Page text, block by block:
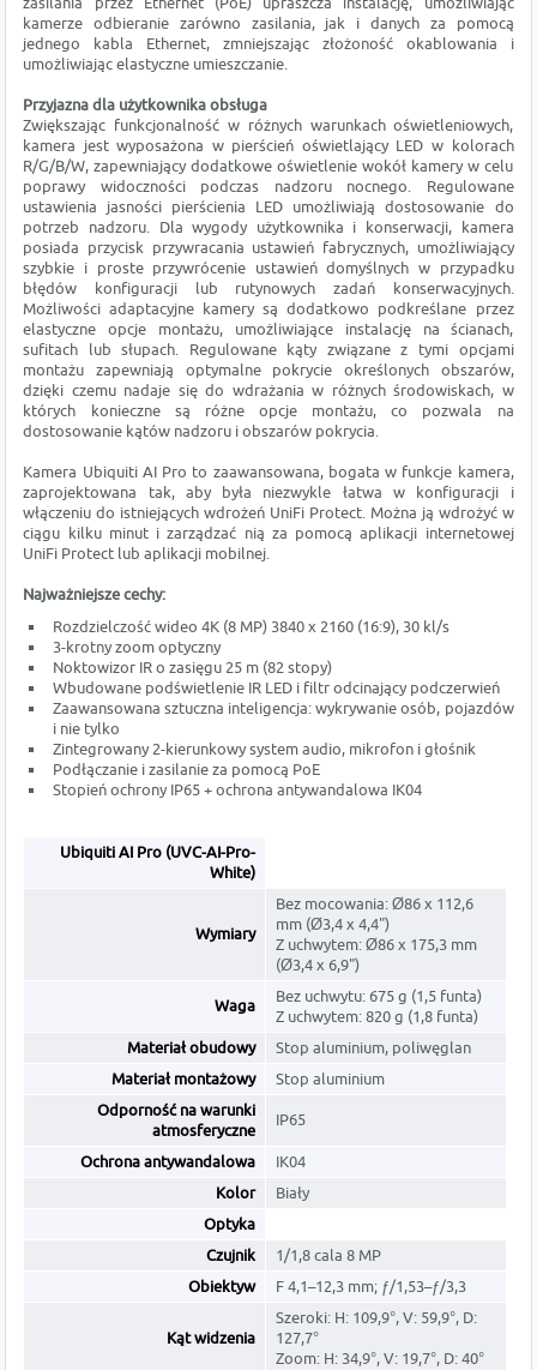
kamerze odbieranie zarówno zasilania, jak i danych za pomocą
jednego kabla Ethernet, zmniejszając złożoność okablowania i
umożliwiając elastyczne umieszczanie.
Przyjazna dla użytkownika obsługa
Zwiększając funkcjonalność w różnych warunkach oświetleniowych,
kamera jest wyposażona w pierścień oświetlający LED w kolorach
R/G/B/W, zapewniający dodatkowe oświetlenie wokół kamery w celu
poprawy widoczności podczas nadzoru nocnego. Regulowane
ustawienia jasności pierścienia LED umożliwiają dostosowanie do
potrzeb nadzoru. Dla wygody użytkownika i konserwacji, kamera
posiada przycisk przywracania ustawień fabrycznych, umożliwiający
szybkie i proste przywrócenie ustawień domyślnych w przypadku
błędów konfiguracji lub rutynowych zadań konserwacyjnych.
Możliwości adaptacyjne kamery są dodatkowo podkreślane przez
elastyczne opcje montażu, umożliwiające instalację na ścianach,
sufitach lub słupach. Regulowane kąty związane z tymi opcjami
montażu zapewniają optymalne pokrycie określonych obszarów,
dzięki czemu nadaje się do wdrażania w różnych środowiskach, w
których konieczne są różne opcje montażu, co pozwala na
dostosowanie kątów nadzoru i obszarów pokrycia.
Kamera Ubiquiti AI Pro to zaawansowana, bogata w funkcje kamera,
zaprojektowana tak, aby była niezwykle łatwa w konfiguracji i
włączeniu do istniejących wdrożeń UniFi Protect. Można ją wdrożyć w
ciągu kilku minut i zarządzać nią za pomocą aplikacji internetowej
UniFi Protect lub aplikacji mobilnej.
Najważniejsze cechy:
Rozdzielczość wideo 4K (8 MP) 3840 x 2160 (16:9), 30 kl/s
3-krotny zoom optyczny
Noktowizor IR o zasięgu 25 m (82 stopy)
Wbudowane podświetlenie IR LED i filtr odcinający podczerwień
Zaawansowana sztuczna inteligencja: wykrywanie osób, pojazdów
i nie tylko
Zintegrowany 2-kierunkowy system audio, mikrofon i głośnik
Podłączanie i zasilanie za pomocą PoE
Stopień ochrony IP65 + ochrona antywandalowa IK04
Ubiquiti AI Pro (UVC-AI-Pro-
White)
Wymiary
Bez mocowania: Ø86 x 112,6
mm (Ø3,4 x 4,4")
Z uchwytem: Ø86 x 175,3 mm
(Ø3,4 x 6,9")
Waga
Bez uchwytu: 675 g (1,5 funta)
Z uchwytem: 820 g (1,8 funta)
Materiał obudowy
Stop aluminium, poliwęglan
Materiał montażowy
Stop aluminium
Odporność na warunki
atmosferyczne
IP65
Ochrona antywandalowa
IK04
Kolor
Biały
Optyka
Czujnik
1/1,8 cala 8 MP
Obiektyw
F 4,1–12,3 mm; ƒ/1,53–ƒ/3,3
Kąt widzenia
Szeroki: H: 109,9°, V: 59,9°, D:
127,7°
Zoom: H: 34,9°, V: 19,7°, D: 40°